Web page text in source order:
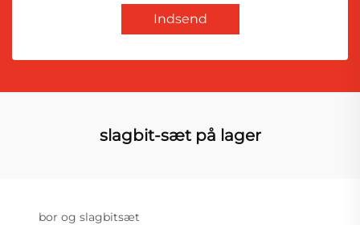
Indsend
slagbit-sæt på lager
bor og slagbitsæt